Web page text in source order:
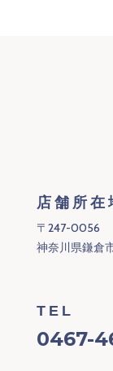
店舗所在
〒247-0056
神奈川県鎌倉
TEL
0467-